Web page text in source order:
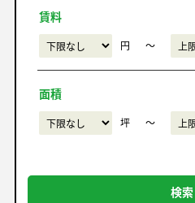
賃料
円 〜
面積
坪 〜